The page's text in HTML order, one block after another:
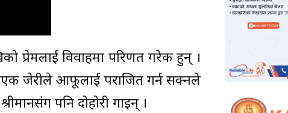
प्रेमलाई विवाहमा परिणत गरेकी हुन् ।
जेरीले आफूलाई पराजित गर्न सक्नले
पनि दोहोरी गाइन् ।